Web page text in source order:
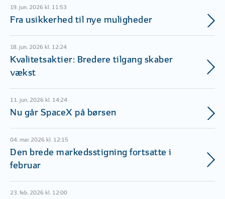
19. jun. 2026 kl. 11:53
Fra usikkerhed til nye muligheder
18. jun. 2026 kl. 12:24
Kvalitetsaktier: Bredere tilgang skaber
vækst
11. jun. 2026 kl. 14:24
Nu går SpaceX på børsen
04. mar. 2026 kl. 12:15
Den brede markedsstigning fortsatte i
februar
23. feb. 2026 kl. 12:00